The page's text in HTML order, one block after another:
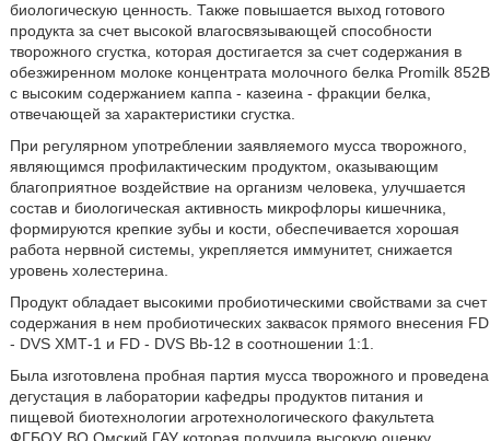
биологическую ценность. Также повышается выход готового
продукта за счет высокой влагосвязывающей способности
творожного сгустка, которая достигается за счет содержания в
обезжиренном молоке концентрата молочного белка Promilk 852В
с высоким содержанием каппа - казеина - фракции белка,
отвечающей за характеристики сгустка.
При регулярном употреблении заявляемого мусса творожного,
являющимся профилактическим продуктом, оказывающим
благоприятное воздействие на организм человека, улучшается
состав и биологическая активность микрофлоры кишечника,
формируются крепкие зубы и кости, обеспечивается хорошая
работа нервной системы, укрепляется иммунитет, снижается
уровень холестерина.
Продукт обладает высокими пробиотическими свойствами за счет
содержания в нем пробиотических заквасок прямого внесения FD
- DVS ХМТ-1 и FD - DVS Bb-12 в соотношении 1:1.
Была изготовлена пробная партия мусса творожного и проведена
дегустация в лаборатории кафедры продуктов питания и
пищевой биотехнологии агротехнологического факультета